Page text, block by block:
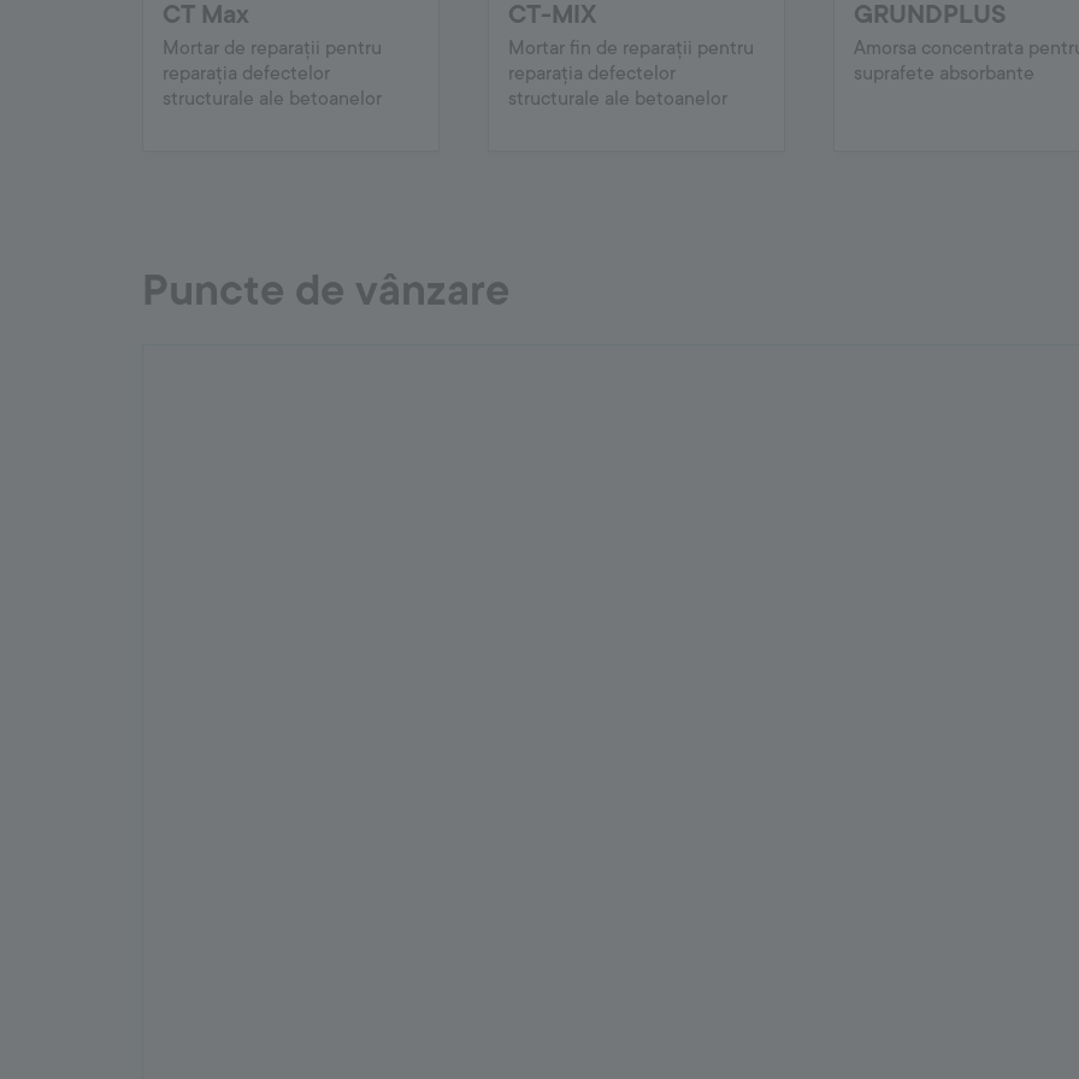
CT Max
Mortar de reparații pentru
reparația defectelor
structurale ale betoanelor
CT-MIX
Mortar fin de reparații pentru
reparația defectelor
structurale ale betoanelor
GRUNDPLUS
Amorsa concentrata
suprafete absorbante
Puncte de vânzare